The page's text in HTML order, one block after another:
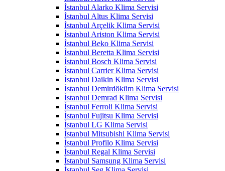
İstanbul Alarko Klima Servisi
İstanbul Altus Klima Servisi
İstanbul Arçelik Klima Servisi
İstanbul Ariston Klima Servisi
İstanbul Beko Klima Servisi
İstanbul Beretta Klima Servisi
İstanbul Bosch Klima Servisi
İstanbul Carrier Klima Servisi
İstanbul Daikin Klima Servisi
İstanbul Demirdöküm Klima Servisi
İstanbul Demrad Klima Servisi
İstanbul Ferroli Klima Servisi
İstanbul Fujitsu Klima Servisi
İstanbul LG Klima Servisi
İstanbul Mitsubishi Klima Servisi
İstanbul Profilo Klima Servisi
İstanbul Regal Klima Servisi
İstanbul Samsung Klima Servisi